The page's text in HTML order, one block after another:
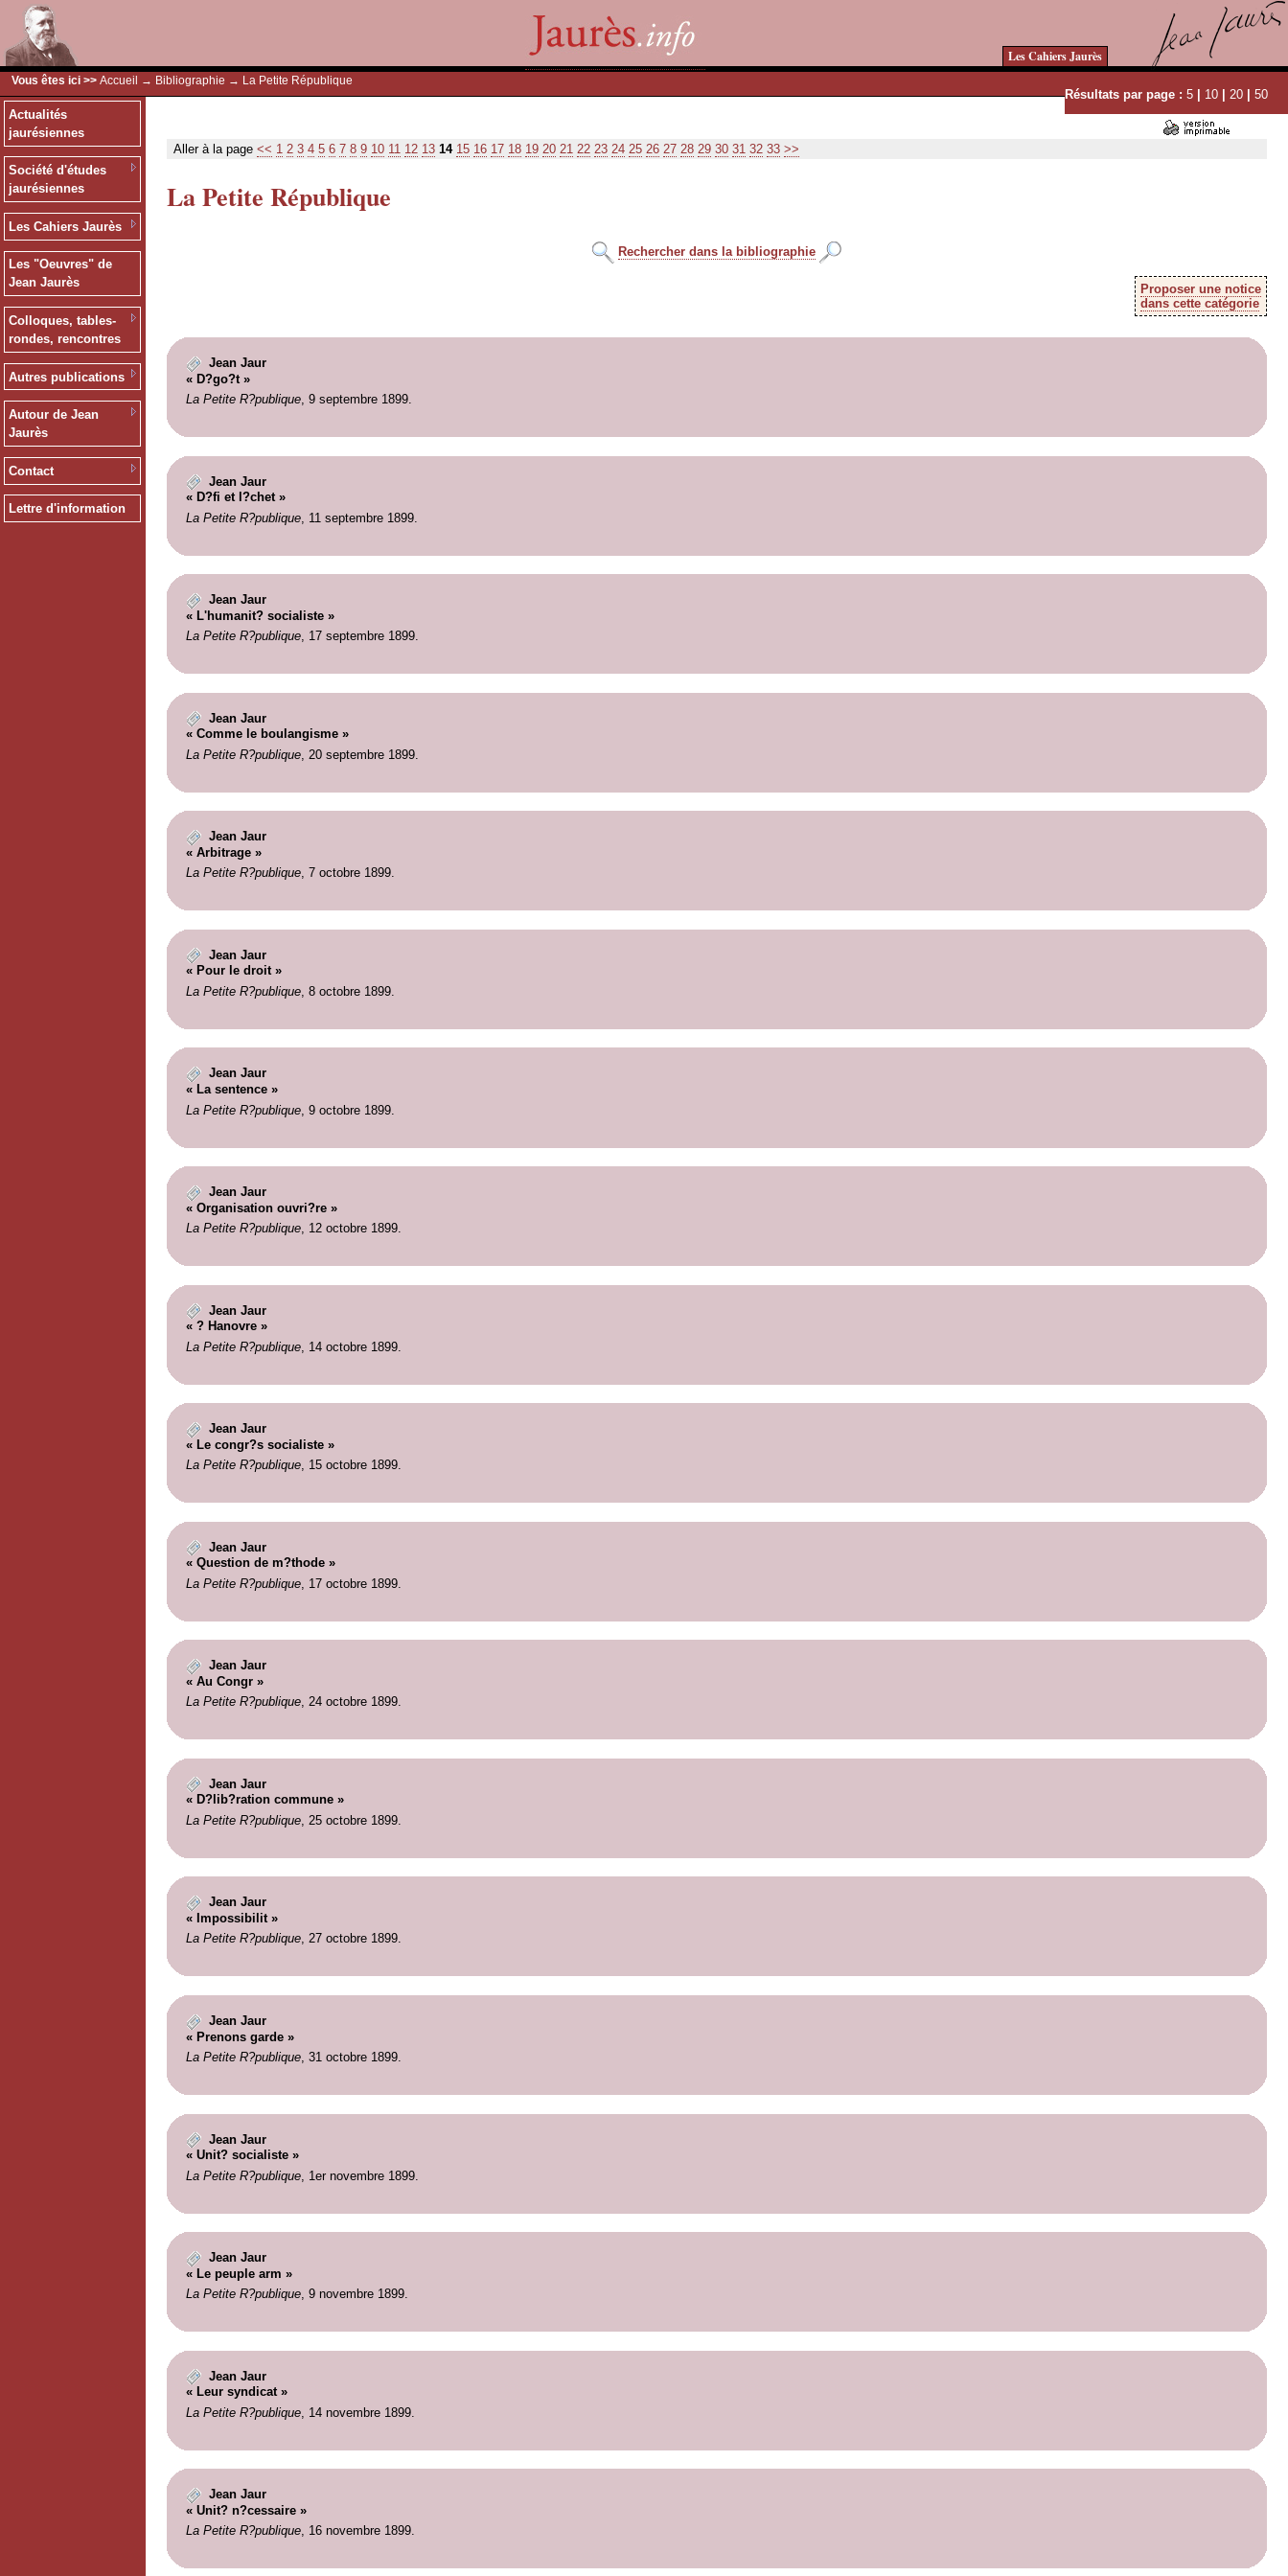
Les Cahiers Jaurès
Vous êtes ici >> Accueil → Bibliographie → La Petite République
Résultats par page : 5 | 10 | 20 | 50
Actualités
jaurésiennes
Société d'études
jaurésiennes
Les Cahiers Jaurès
Les "Oeuvres" de
Jean Jaurès
Colloques, tables-
rondes, rencontres
Autres publications
Autour de Jean
Jaurès
Contact
Lettre d'information
Aller à la page << 1 2 3 4 5 6 7 8 9 10 11 12 13 14 15 16 17 18 19 20 21 22 23 24 25 26 27 28 29 30 31 32 33 >>
La Petite République
Rechercher dans la bibliographie
Proposer une notice
dans cette catégorie
Jean Jaur
« D?go?t »
La Petite R?publique, 9 septembre 1899.
Jean Jaur
« D?fi et l?chet »
La Petite R?publique, 11 septembre 1899.
Jean Jaur
« L'humanit? socialiste »
La Petite R?publique, 17 septembre 1899.
Jean Jaur
« Comme le boulangisme »
La Petite R?publique, 20 septembre 1899.
Jean Jaur
« Arbitrage »
La Petite R?publique, 7 octobre 1899.
Jean Jaur
« Pour le droit »
La Petite R?publique, 8 octobre 1899.
Jean Jaur
« La sentence »
La Petite R?publique, 9 octobre 1899.
Jean Jaur
« Organisation ouvri?re »
La Petite R?publique, 12 octobre 1899.
Jean Jaur
« ? Hanovre »
La Petite R?publique, 14 octobre 1899.
Jean Jaur
« Le congr?s socialiste »
La Petite R?publique, 15 octobre 1899.
Jean Jaur
« Question de m?thode »
La Petite R?publique, 17 octobre 1899.
Jean Jaur
« Au Congr »
La Petite R?publique, 24 octobre 1899.
Jean Jaur
« D?lib?ration commune »
La Petite R?publique, 25 octobre 1899.
Jean Jaur
« Impossibilit »
La Petite R?publique, 27 octobre 1899.
Jean Jaur
« Prenons garde »
La Petite R?publique, 31 octobre 1899.
Jean Jaur
« Unit? socialiste »
La Petite R?publique, 1er novembre 1899.
Jean Jaur
« Le peuple arm »
La Petite R?publique, 9 novembre 1899.
Jean Jaur
« Leur syndicat »
La Petite R?publique, 14 novembre 1899.
Jean Jaur
« Unit? n?cessaire »
La Petite R?publique, 16 novembre 1899.